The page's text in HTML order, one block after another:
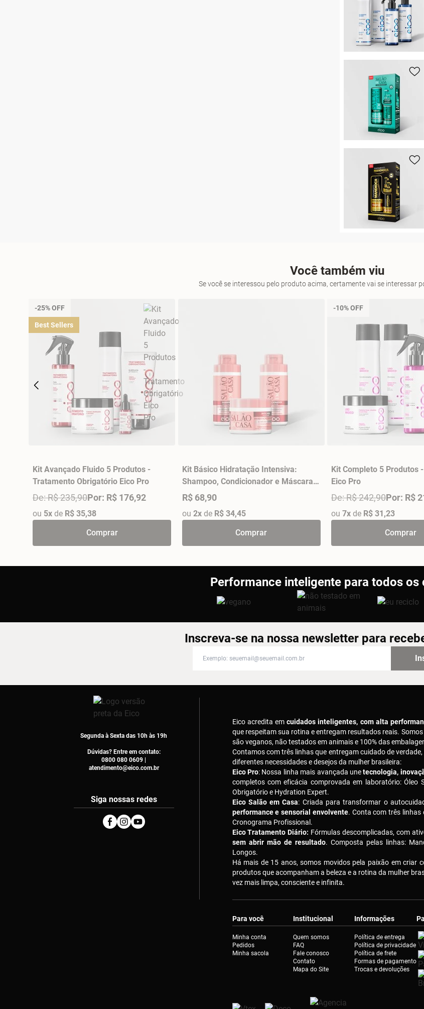
Você também viu
Se você se interessou pelo produto acima, certamente vai se interessar
-25% OFF
Best Sellers
Kit Avançado Fluido 5 Produtos -
Tratamento Obrigatório Eico Pro
De: R$ 235,90Por: R$ 176,92
ou 5x de R$ 35,38
Comprar
Kit Básico Hidratação Intensiva:
Shampoo, Condicionador e Máscara
270gr - Salão em Casa
R$ 68,90
ou 2xde R$ 34,45
Comprar
-10% OFF
Kit Completo 5 Produtos
Eico Pro
De: R$ 242,90Por: R$
ou 7x de R$ 31,23
Comprar
Performance inteligente para todos os
Inscreva-se na nossa newsletter para
Segunda à Sexta das 10h às 19h
Dúvidas? Entre em contato:
0800 080 0609 |
atendimento@eico.com.br
Siga nossas redes
Facebook
Instagram
Youtube
Eico acredita emcuidados inteligentes, com alta
que respeitam sua rotina e entregam resultados reais.
são veganos, não testados em animais e 100% das
Contamos com três linhas que entregam cuidado de
diferentes necessidades e desejos da mulher brasileira:
Eico Pro: Nossa linha mais avançada unetecnologia,
completos com eficácia comprovada em laboratório: Óleo
Obrigatório e Hydration Expert.
Eico Salão em Casa: Criada para transformar o
performance e sensorial envolvente. Conta com três linhas
Cronograma Profissional.
Eico Tratamento Diário: Fórmulas descomplicadas, com
sem abrir mão de resultado. Composta pelas linhas:
Longos.
Há mais de 15 anos, somos movidos pela paixão em criar
produtos que acompanham a beleza e a rotina da mulher
vez mais limpa, consciente e infinita.
Para você
Minha conta
Pedidos
Minha sacola
Institucional
Quem somos
FAQ
Fale conosco
Contato
Mapa do Site
Informações
Política de entrega
Política de privacidade
Política de frete
Formas de pagamento
Trocas e devoluções